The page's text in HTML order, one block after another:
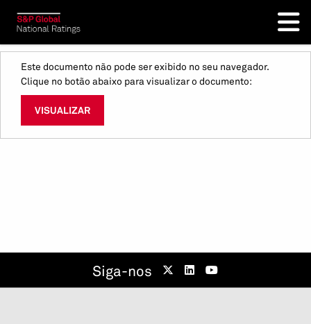
Este documento não pode ser exibido no seu navegador.
Clique no botão abaixo para visualizar o documento:
VISUALIZAR
Siga-nos